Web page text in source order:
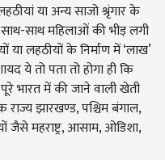
या अन्य साजो श्रृंगार के
साथ महिलाओं की भीड़ लगी
लहठीयों के निर्माण में ‘लाख’
ये तो पता तो होगा ही कि
भारत में की जाने वाली खेती
झारखण्ड, पश्चिम बंगाल,
जैसे महराष्ट्र, आसाम, ओडिशा,